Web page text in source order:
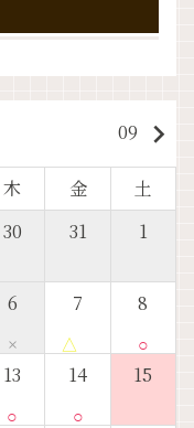
09 keyboard_arrow_right
木 金
土
30 31 1
6
×
7
△
8
○
13
○
14
○
15